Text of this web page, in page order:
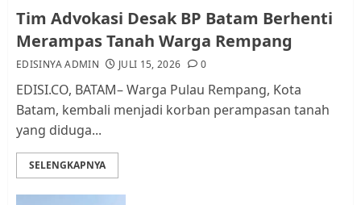
Kader Pajak jadi Penghubung
Pemerintah dan Masyarakat di
Lingkungan RT/RW
AGUSTUS 1, 2026
Tim Advokasi Desak BP Batam Berhenti
Merampas Tanah Warga Rempang
EDISINYA ADMIN JULI 15, 2026 0
EDISI.CO, BATAM– Warga Pulau Rempang, Kota
Batam, kembali menjadi korban perampasan tanah
yang diduga...
SELENGKAPNYA